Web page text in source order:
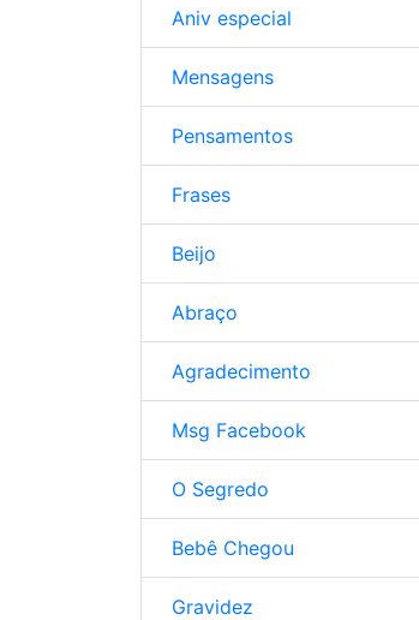
Aniv especial
Mensagens
Pensamentos
Frases
Beijo
Abraço
Agradecimento
Msg Facebook
O Segredo
Bebê Chegou
Gravidez